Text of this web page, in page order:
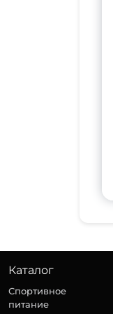
Каталог
Спортивное
питание